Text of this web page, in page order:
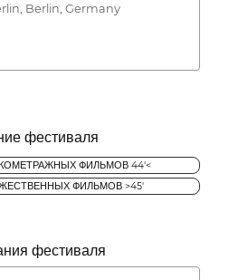
Berlin, Germany
фестиваля
ФИЛЬМОВ 44'<
ФИЛЬМОВ >45'
фестиваля